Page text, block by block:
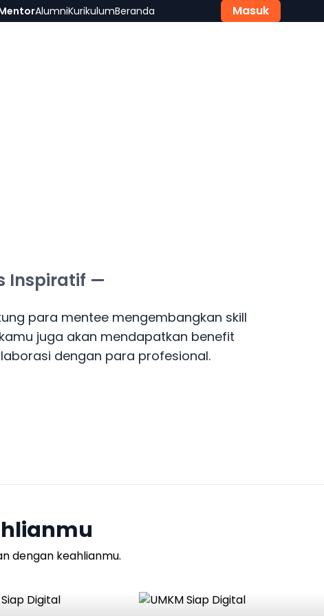
AlumniKurikulumBeranda Masuk
Inspiratif —
para mentee mengembangkan skill
juga akan mendapatkan benefit
dengan para profesional.
dengan keahlianmu.